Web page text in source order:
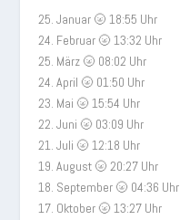
25. Januar 🌝 18:55 Uhr
24. Februar 🌝 13:32 Uhr
25. März 🌝 08:02 Uhr
24. April 🌝 01:50 Uhr
23. Mai 🌝 15:54 Uhr
22. Juni 🌝 03:09 Uhr
21. Juli 🌝 12:18 Uhr
19. August 🌝 20:27 Uhr
18. September 🌝 04:36 Uhr
17. Oktober 🌝 13:27 Uhr